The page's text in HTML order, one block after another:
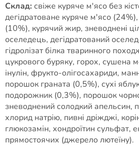
Склад: свіже куряче м'ясо без
дегідратоване куряче м'ясо
(10%), курячий жир, зневоднені
оселедець, дегідратований
гідролізат білка тваринного
цукрового буряку, горох, сушена
інулін, фрукто-олігосахариди,
порошок граната (0,5%), сухі
подорожник (0,3%), порошок
зневоднений солодкий апельсин,
хлорид натрію, пивні дріжджі,
глюкозамін, хондроїтин сульфат,
прямостоячих (джерело лютеїну).